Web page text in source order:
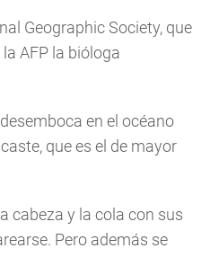
Geographic Society, que
AFP la bióloga
en el océano
que es el de mayor
cabeza y la cola con sus
Pero además se